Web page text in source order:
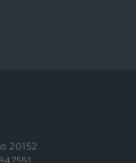
20152